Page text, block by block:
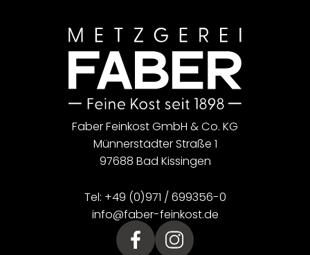
Faber Feinkost GmbH & Co. KG
Münnerstädter Straße 1
97688 Bad Kissingen
Tel: +49 (0)971 / 699356-0
ed.tsoknief-rebaf@ofni